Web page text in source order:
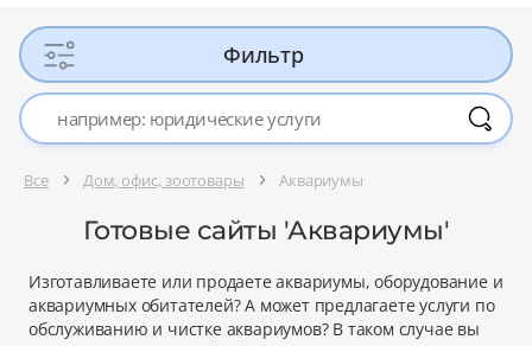
Фильтр
Все Дом, офис, зоотовары Аквариумы
Готовые сайты 'Аквариумы'
Изготавливаете или продаете аквариумы, оборудование и
аквариумных обитателей? А может предлагаете услуги по
обслуживанию и чистке аквариумов? В таком случае вы